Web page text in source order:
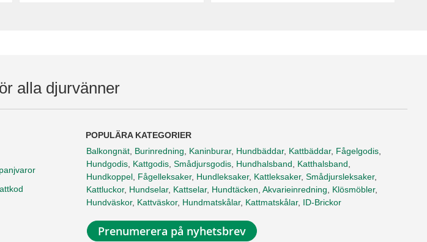
alla djurvänner
POPULÄRA KATEGORIER
Balkongnät Burinredning Kaninburar, Hundbäddar, Kattbäddar, Fågelgodis
Hundgodis Kattgodis Smådjursgodis Hundhalsband Katthalsband
Hundkoppel Fågelleksaker, Hundleksaker, Kattleksaker, Smådjursleksaker,
Kattluckor, Hundselar, Kattselar, Hundtäcken Akvarieinredning Klösmöbler,
Hundväskor, Kattväskor, Hundmatskålar, Kattmatskålar, ID-Brickor
Prenumerera på nyhetsbrev